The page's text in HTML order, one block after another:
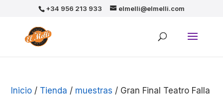
+34 956 213 933 elmelli@elmelli.com
Inicio / Tienda / muestras / Gran Final Teatro Falla